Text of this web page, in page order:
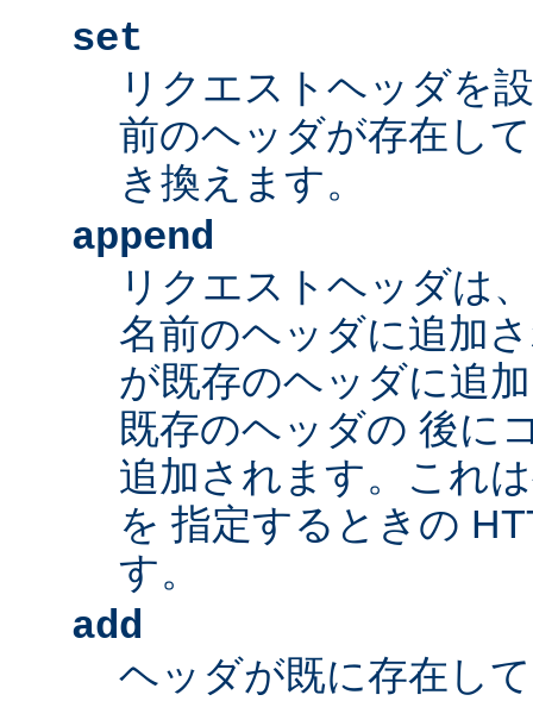
set
リクエストヘッダを
前のヘッダが存在し
き換えます。
append
リクエストヘッダは
名前のヘッダに追加
が既存のヘッダに追
既存のヘッダの 後に
追加されます。これ
を 指定するときの
す。
add
ヘッダが既に存在し